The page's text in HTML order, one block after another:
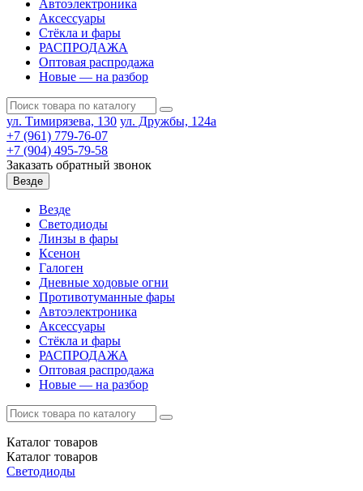
Автоэлектроника
Аксессуары
Стёкла и фары
РАСПРОДАЖА
Оптовая распродажа
Новые — на разбор
ул. Тимирязева, 130 ул. Дружбы, 124а
+7 (961) 779-76-07
+7 (904) 495-79-58
Заказать обратный звонок
Везде
Везде
Светодиоды
Линзы в фары
Ксенон
Галоген
Дневные ходовые огни
Противотуманные фары
Автоэлектроника
Аксессуары
Стёкла и фары
РАСПРОДАЖА
Оптовая распродажа
Новые — на разбор
Каталог товаров
Каталог товаров
Светодиоды